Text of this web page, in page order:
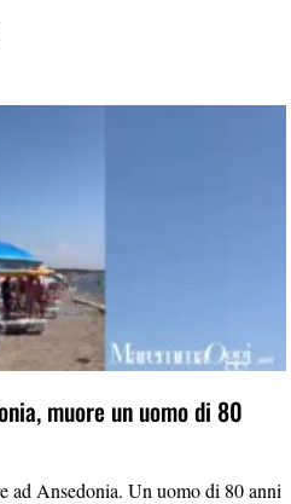
muore un uomo di 80
Ansedonia. Un uomo di 80 anni